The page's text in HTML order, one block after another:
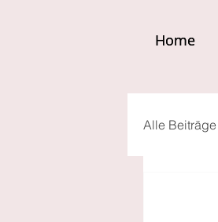
Home
Home
Alle Beiträge